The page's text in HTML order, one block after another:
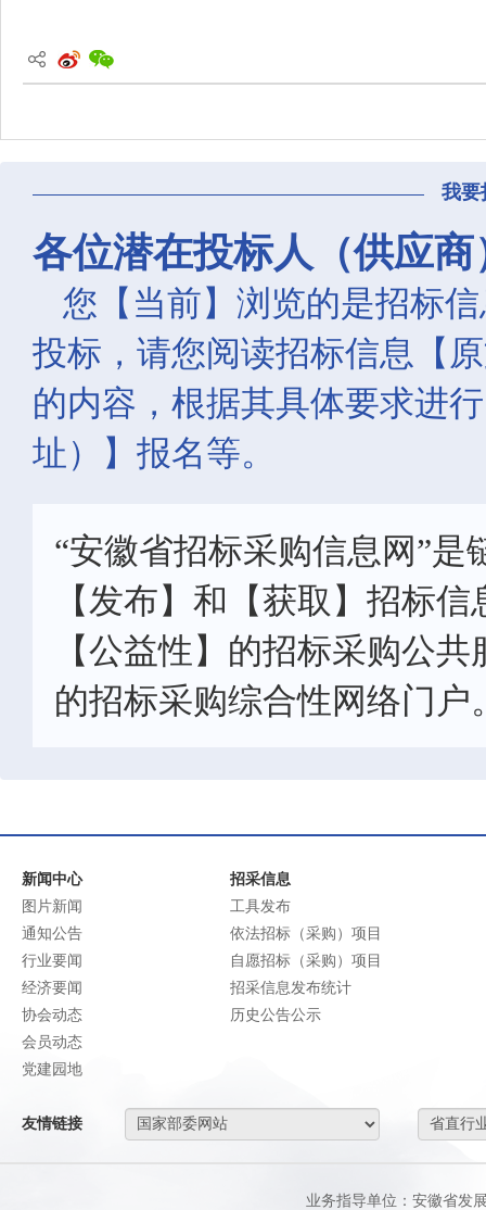
我要
各位潜在投标人（供应商
您【当前】浏览的是招标
投标，请您阅读招标信息【
的内容，根据其具体要求进
址）】报名等。
“安徽省招标采购信息网”
【发布】和【获取】招标
【公益性】的招标采购公
的招标采购综合性网络门户
新闻中心
图片新闻
通知公告
行业要闻
经济要闻
协会动态
会员动态
党建园地
招采信息
工具发布
依法招标（采购）项目
自愿招标（采购）项目
招采信息发布统计
历史公告公示
友情链接
业务指导单位：安徽省发